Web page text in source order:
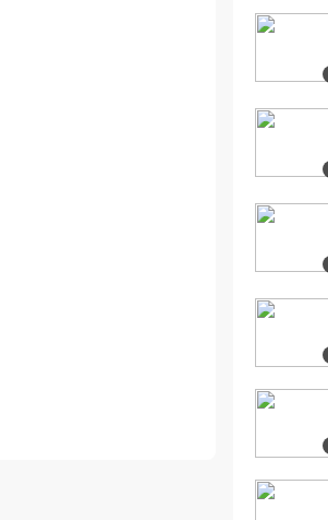
[11] 概论
[12] 概论
[13] 概论
[14] 概
[15] 概论
[16] 概论
1.3万播放
[17] 概论
介绍
1.6万播放